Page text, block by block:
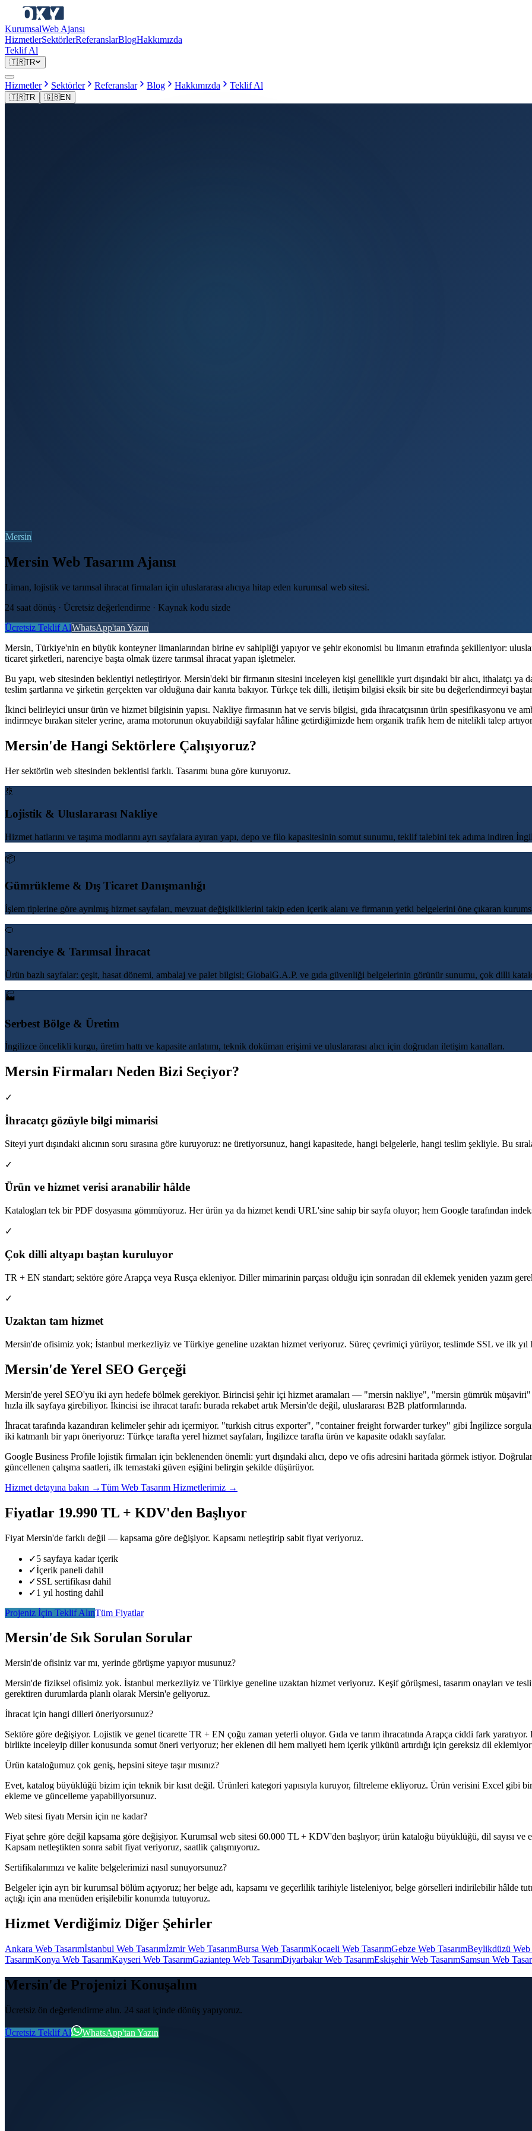
KurumsalWeb Ajansı
HizmetlerSektörlerReferanslarBlogHakkımızda
Teklif Al
🇹🇷TR
Hizmetler Sektörler Referanslar Blog Hakkımızda Teklif Al
🇹🇷TR 🇬🇧EN
Mersin
Mersin Web Tasarım Ajansı
Liman, lojistik ve tarımsal ihracat firmaları için uluslararası alıcıya hitap eden kurumsal web sitesi.
24 saat dönüş · Ücretsiz değerlendirme · Kaynak kodu sizde
Ücretsiz Teklif AlWhatsApp'tan Yazın
Mersin, Türkiye'nin en büyük konteyner limanlarından birine ev sahipliği yapıyor ve şehir ekonomisi bu limanın etrafında şekilleniyor:
ticaret şirketleri, narenciye başta olmak üzere tarımsal ihracat yapan işletmeler.
Bu yapı, web sitesinden beklentiyi netleştiriyor. Mersin'deki bir firmanın sitesini inceleyen kişi genellikle yurt dışındaki bir alıcı, ithalatçı
teslim şartlarına ve şirketin gerçekten var olduğuna dair kanıta bakıyor. Türkçe tek dilli, iletişim bilgisi eksik bir site bu değerlendirmeyi
İkinci belirleyici unsur ürün ve hizmet bilgisinin yapısı. Nakliye firmasının hat ve servis bilgisi, gıda ihracatçısının ürün spesifikasyonu ve
indirmeye bırakan siteler yerine, arama motorunun okuyabildiği sayfalar hâline getirdiğimizde hem organik trafik hem de nitelikli talep
Mersin'de Hangi Sektörlere Çalışıyoruz?
Her sektörün web sitesinden beklentisi farklı. Tasarımı buna göre kuruyoruz.
🚢
Lojistik & Uluslararası Nakliye
Hizmet hatlarını ve taşıma modlarını ayrı sayfalara ayıran yapı, depo ve filo kapasitesinin somut sunumu, teklif talebini tek adıma indiren
📦
Gümrükleme & Dış Ticaret Danışmanlığı
İşlem tiplerine göre ayrılmış hizmet sayfaları, mevzuat değişikliklerini takip eden içerik alanı ve firmanın yetki belgelerini öne çıkaran
🍊
Narenciye & Tarımsal İhracat
Ürün bazlı sayfalar: çeşit, hasat dönemi, ambalaj ve palet bilgisi; GlobalG.A.P. ve gıda güvenliği belgelerinin görünür sunumu, çok dilli
🏭
Serbest Bölge & Üretim
İngilizce öncelikli kurgu, üretim hattı ve kapasite anlatımı, teknik doküman erişimi ve uluslararası alıcı için doğrudan iletişim kanalları.
Mersin Firmaları Neden Bizi Seçiyor?
✓
İhracatçı gözüyle bilgi mimarisi
Siteyi yurt dışındaki alıcının soru sırasına göre kuruyoruz: ne üretiyorsunuz, hangi kapasitede, hangi belgelerle, hangi teslim şekliyle. Bu
✓
Ürün ve hizmet verisi aranabilir hâlde
Katalogları tek bir PDF dosyasına gömmüyoruz. Her ürün ya da hizmet kendi URL'sine sahip bir sayfa oluyor; hem Google tarafından
✓
Çok dilli altyapı baştan kuruluyor
TR + EN standart; sektöre göre Arapça veya Rusça ekleniyor. Diller mimarinin parçası olduğu için sonradan dil eklemek yeniden yazım
✓
Uzaktan tam hizmet
Mersin'de ofisimiz yok; İstanbul merkezliyiz ve Türkiye geneline uzaktan hizmet veriyoruz. Süreç çevrimiçi yürüyor, teslimde SSL ve ilk yıl
Mersin'de Yerel SEO Gerçeği
Mersin'de yerel SEO'yu iki ayrı hedefe bölmek gerekiyor. Birincisi şehir içi hizmet aramaları — "mersin nakliye", "mersin gümrük
hızla ilk sayfaya girebiliyor. İkincisi ise ihracat tarafı: burada rekabet artık Mersin'de değil, uluslararası B2B platformlarında.
İhracat tarafında kazandıran kelimeler şehir adı içermiyor. "turkish citrus exporter", "container freight forwarder turkey" gibi İngilizce
iki katmanlı bir yapı öneriyoruz: Türkçe tarafta yerel hizmet sayfaları, İngilizce tarafta ürün ve kapasite odaklı sayfalar.
Google Business Profile lojistik firmaları için beklenenden önemli: yurt dışındaki alıcı, depo ve ofis adresini haritada görmek istiyor.
güncellenen çalışma saatleri, ilk temastaki güven eşiğini belirgin şekilde düşürüyor.
Hizmet detayına bakın →Tüm Web Tasarım Hizmetlerimiz →
Fiyatlar 19.990 TL + KDV'den Başlıyor
Fiyat Mersin'de farklı değil — kapsama göre değişiyor. Kapsamı netleştirip sabit fiyat veriyoruz.
✓5 sayfaya kadar içerik
✓İçerik paneli dahil
✓SSL sertifikası dahil
✓1 yıl hosting dahil
Projeniz İçin Teklif AlınTüm Fiyatlar
Mersin'de Sık Sorulan Sorular
Mersin'de ofisiniz var mı, yerinde görüşme yapıyor musunuz?
Mersin'de fiziksel ofisimiz yok. İstanbul merkezliyiz ve Türkiye geneline uzaktan hizmet veriyoruz. Keşif görüşmesi, tasarım onayları ve
gerektiren durumlarda planlı olarak Mersin'e geliyoruz.
İhracat için hangi dilleri öneriyorsunuz?
Sektöre göre değişiyor. Lojistik ve genel ticarette TR + EN çoğu zaman yeterli oluyor. Gıda ve tarım ihracatında Arapça ciddi fark
birlikte inceleyip diller konusunda somut öneri veriyoruz; her eklenen dil hem maliyeti hem içerik yükünü artırdığı için gereksiz dil
Ürün kataloğumuz çok geniş, hepsini siteye taşır mısınız?
Evet, katalog büyüklüğü bizim için teknik bir kısıt değil. Ürünleri kategori yapısıyla kuruyor, filtreleme ekliyoruz. Ürün verisini Excel gibi
ekleme ve güncelleme yapabiliyorsunuz.
Web sitesi fiyatı Mersin için ne kadar?
Fiyat şehre göre değil kapsama göre değişiyor. Kurumsal web sitesi 60.000 TL + KDV'den başlıyor; ürün kataloğu büyüklüğü, dil sayısı ve
Kapsam netleştikten sonra sabit fiyat veriyoruz, saatlik çalışmıyoruz.
Sertifikalarımızı ve kalite belgelerimizi nasıl sunuyorsunuz?
Belgeler için ayrı bir kurumsal bölüm açıyoruz; her belge adı, kapsamı ve geçerlilik tarihiyle listeleniyor, belge görselleri indirilebilir hâlde
açtığı için ana menüden erişilebilir konumda tutuyoruz.
Hizmet Verdiğimiz Diğer Şehirler
Ankara Web Tasarımİstanbul Web Tasarımİzmir Web TasarımBursa Web TasarımKocaeli Web TasarımGebze Web TasarımBeylikdüzü Web
TasarımKonya Web TasarımKayseri Web TasarımGaziantep Web TasarımDiyarbakır Web TasarımEskişehir Web TasarımSamsun Web
Mersin'de Projenizi Konuşalım
Ücretsiz ön değerlendirme alın. 24 saat içinde dönüş yapıyoruz.
Ücretsiz Teklif Al WhatsApp'tan Yazın